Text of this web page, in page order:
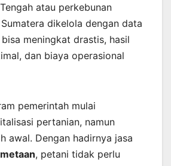
atau perkebunan
dikelola dengan data
meningkat drastis, hasil
dan biaya operasional
pemerintah mulai
pertanian, namun
awal. Dengan hadirnya jasa
, petani tidak perlu